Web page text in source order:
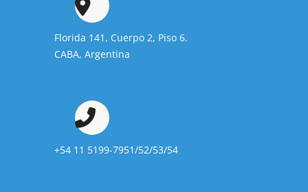
Florida 141, Cuerpo 2, Piso 6.
CABA, Argentina
+54 11 5199-7951/52/53/54